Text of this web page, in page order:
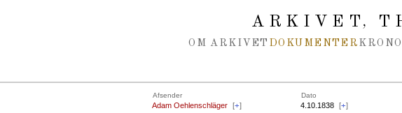
ARKIVET,
OM ARKIVET DOKUMENTER
Afsender Dato
Adam Oehlenschläger [+] 4.10.1838 [+]